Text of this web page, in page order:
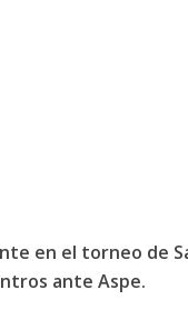
en el torneo de
ante Aspe.